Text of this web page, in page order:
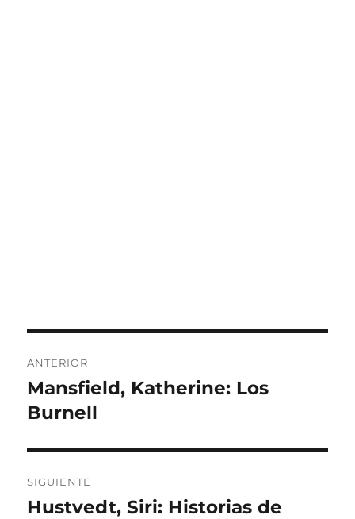
de
entradas
ANTERIOR
Entrada
anterior:
Mansfield, Katherine: Los
Burnell
SIGUIENTE
Entrada
Hustvedt, Siri: Historias de